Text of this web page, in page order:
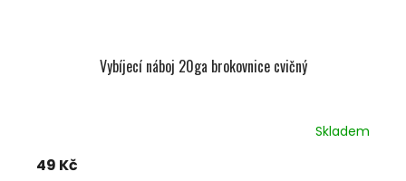
Vybíjecí náboj 20ga brokovnice cvičný
Skladem
49 Kč